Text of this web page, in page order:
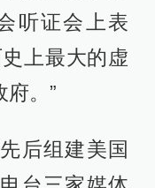
听证会上表
上最大的虚
。”
后组建美国